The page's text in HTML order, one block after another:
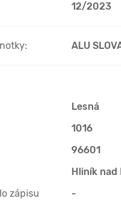
12/2023
ALU
Lesná
1016
96601
Hliník nad
zápisu
-